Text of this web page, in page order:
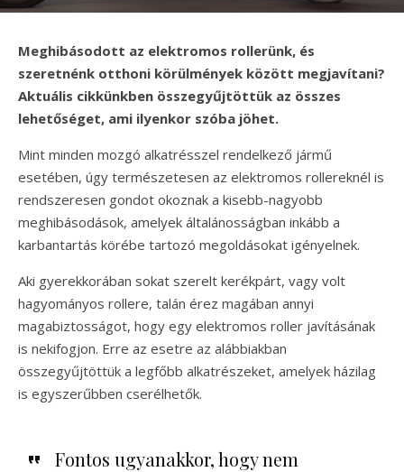
Meghibásodott az elektromos rollerünk, és
szeretnénk otthoni körülmények között megjavítani?
Aktuális cikkünkben összegyűjtöttük az összes
lehetőséget, ami ilyenkor szóba jöhet.
Mint minden mozgó alkatrésszel rendelkező jármű
esetében, úgy természetesen az elektromos rollereknél is
rendszeresen gondot okoznak a kisebb-nagyobb
meghibásodások, amelyek általánosságban inkább a
karbantartás körébe tartozó megoldásokat igényelnek.
Aki gyerekkorában sokat szerelt kerékpárt, vagy volt
hagyományos rollere, talán érez magában annyi
magabiztosságot, hogy egy elektromos roller javításának
is nekifogjon. Erre az esetre az alábbiakban
összegyűjtöttük a legfőbb alkatrészeket, amelyek házilag
is egyszerűbben cserélhetők.
Fontos ugyanakkor, hogy nem